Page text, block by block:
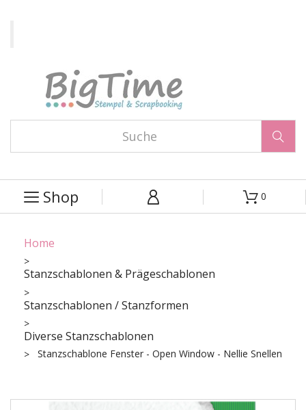

 Shop   0
Home
Stanzschablonen & Prägeschablonen
Stanzschablonen / Stanzformen
Diverse Stanzschablonen
Stanzschablone Fenster - Open Window - Nellie Snellen